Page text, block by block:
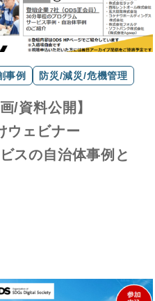
事例 防災/減災/危機管理
/資料公開】
ウェビナー
スの自治体事例と